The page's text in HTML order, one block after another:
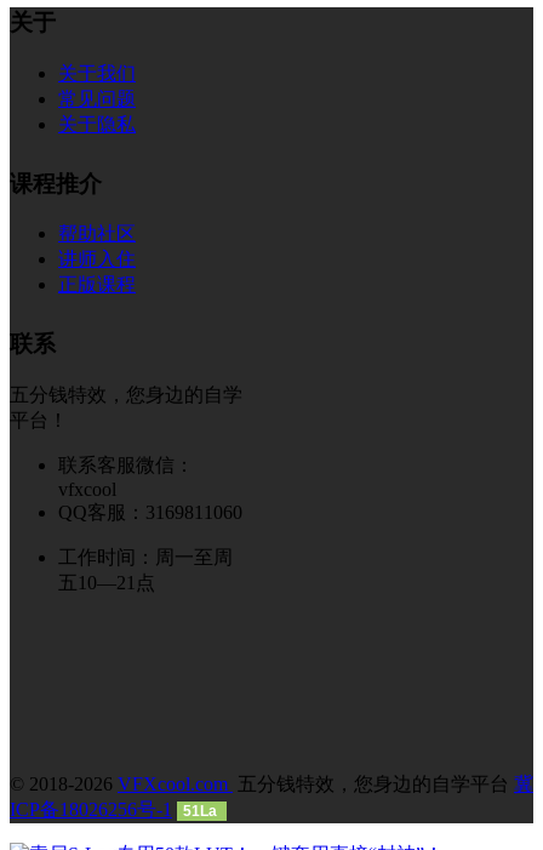
关于
关于我们
常见问题
关于隐私
课程推介
帮助社区
讲师入住
正版课程
联系
五分钱特效，您身边的自学
平台！
联系客服微信：
vfxcool
QQ客服：3169811060
工作时间：周一至周
五10—21点
© 2018-2026 VFXcool.com 五分钱特效，您身边的自学平台 冀
ICP备18026256号-1
51La